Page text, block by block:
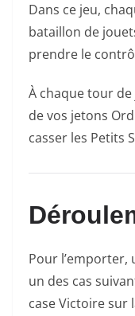
Dans ce jeu,
bataillon de
prendre le
À chaque tour de
de vos jetons
casser les Petits
Pour
un des cas
case Victoire sur